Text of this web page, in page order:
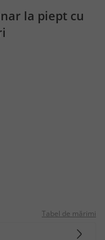
la piept cu
Tabel de mărimi